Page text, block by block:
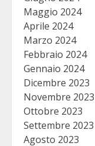
Maggio 2024
Aprile 2024
Marzo 2024
Febbraio 2024
Gennaio 2024
Dicembre 2023
Novembre 2023
Ottobre 2023
Settembre 2023
Agosto 2023